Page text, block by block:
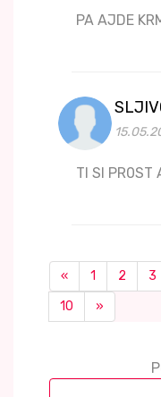
PA AJDE
TI SI PR0ST
« 1 2 3
10
»